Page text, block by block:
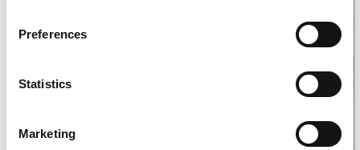
Preferences
Statistics
Marketing